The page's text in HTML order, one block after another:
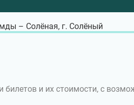
– Солёная, г. Солёный
билетов и их стоимости, с